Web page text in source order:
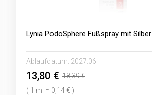
Lynia PodoSphere Fußspray mit Silber
Ablaufdatum: 2027.06
13,80 € 18,39 €
( 1 ml = 0,14 € )